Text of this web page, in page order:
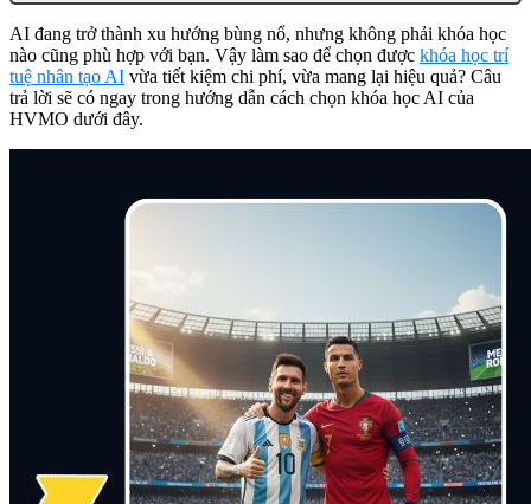
AI đang trở thành xu hướng bùng nổ, nhưng không phải khóa học
nào cũng phù hợp với bạn. Vậy làm sao để chọn được khóa học trí
tuệ nhân tạo AI vừa tiết kiệm chi phí, vừa mang lại hiệu quả? Câu
trả lời sẽ có ngay trong hướng dẫn cách chọn khóa học AI của
HVMO dưới đây.